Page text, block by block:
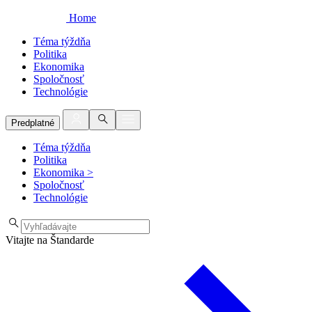
Home
Téma týždňa
Politika
Ekonomika
Spoločnosť
Technológie
Predplatné
Téma týždňa
Politika
Ekonomika >
Spoločnosť
Technológie
Vitajte na Štandarde